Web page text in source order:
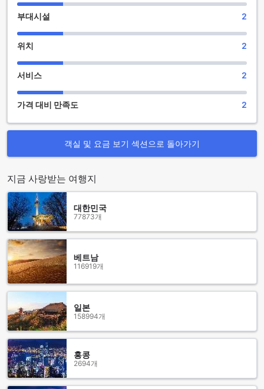
수 있습니다.
또한, 지정된 흡연 구역이 마련되어 있어 흡연하시는 분들도 편
어, 다른 손님들에게 방해가 되지 않도록 배려하고 있습니다. 마
지막으로, 짐 보관 서비스는 체크인 전후에 여행 가방을 안전하
게 맡길 수 있는 공간을 제공합니다. 이로 인해 여행 계획을 더
욱 자유롭게 짤 수 있으며, 쌈 느아의 아름다운 풍경을 마음껏
낭포디 게스트하우스의 편리한 주차 시설
을 제공하기 위해 다양한 교통 시설을 갖추고 있습니다. 특히,
넓은 주차 공간이 마련되어 있어 자가용이나 렌터카를 이용하
분에 차량을 쉽게 주차하고, 여행의 시작을 더욱 원활하게 할 수
있습니다.
주차 공간은 게스트하우스 바로 옆에 위치해 있어, 짐을 실고 내
리기에도 편리합니다. 또한, 주변 관광지로의 접근성이 뛰어나
기 때문에 차량을 이용한 여행 계획을 세우는 데 큰 도움이 됩니
다. 낭포디 게스트하우스에서 편안한 숙박과 함께 안전한 주차
공간을 이용해 보세요!
낭포디 게스트하우스의 객실 시설
낭포디 게스트하우스는 편안한 휴식을 제공하기 위해 다양한
객실 시설을 갖추고 있습니다. 각 객실에는 현대적인 디자인과
아늑한 분위기를 자랑하는 텔레비전이 마련되어 있어, 여행의
피로를 풀며 좋아하는 프로그램을 즐길 수 있습니다. 또한, 위성
및 케이블 TV를 통해 다양한 채널을 시청할 수 있어, 전 세계의
다양한 콘텐츠를 손쉽게 접할 수 있는 기회를 제공합니다.
게다가, 낭포디 게스트하우스에서는 무료 생수도 제공되어 언
제든지 목을 축일 수 있습니다. 여행 중 수분 보충은 필수인데,
부대시설 2
위치 2
서비스 2
가격 대비 만족도 2
객실 및 요금 보기 섹션으로 돌아가기
지금 사랑받는 여행지
대한민국
77873개
베트남
116919개
일본
158994개
홍콩
2694개